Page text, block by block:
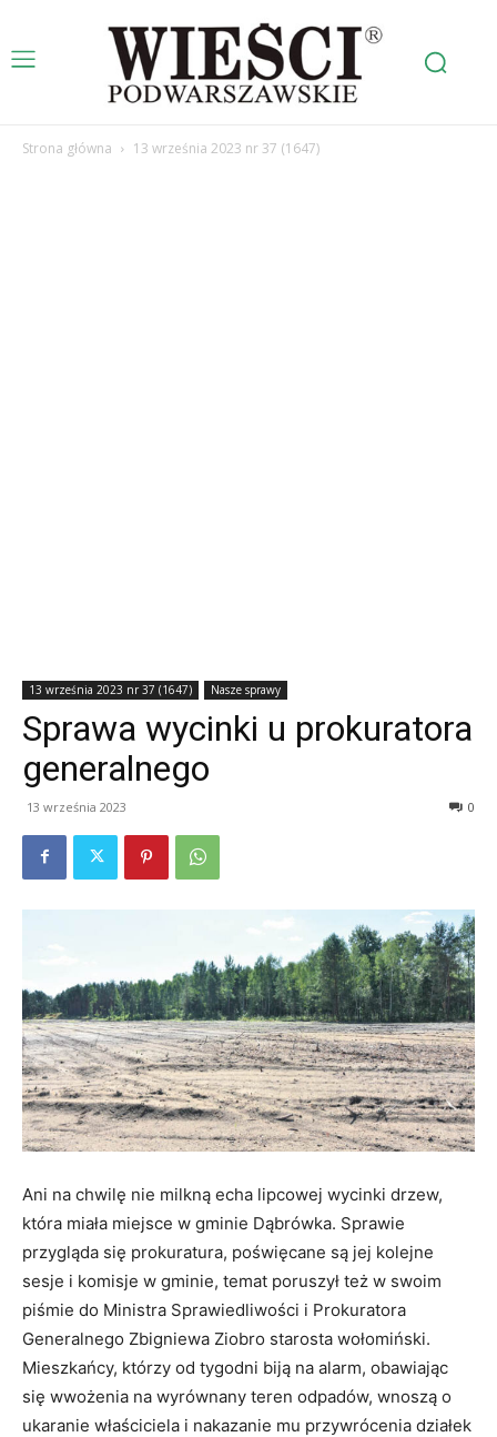
Strona główna 13 września 2023 nr 37 (1647)
13 września 2023 nr 37 (1647) Nasze sprawy
Sprawa wycinki u prokuratora
generalnego
13 września 2023 0
Ani na chwilę nie milkną echa lipcowej wycinki drzew,
która miała miejsce w gminie Dąbrówka. Sprawie
przygląda się prokuratura, poświęcane są jej kolejne
sesje i komisje w gminie, temat poruszył też w swoim
piśmie do Ministra Sprawiedliwości i Prokuratora
Generalnego Zbigniewa Ziobro starosta wołomiński.
Mieszkańcy, którzy od tygodni biją na alarm, obawiając
się wwożenia na wyrównany teren odpadów, wnoszą o
ukaranie właściciela i nakazanie mu przywrócenia działek